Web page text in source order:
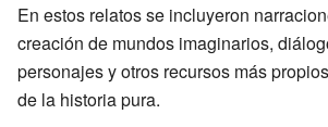
En estos relatos se incluyeron
creación de mundos imaginarios,
personajes y otros recursos más
de la historia pura.